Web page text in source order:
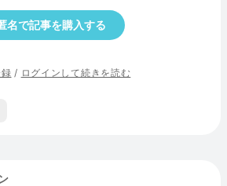
名で記事を購入する
/ ログインして続きを読む